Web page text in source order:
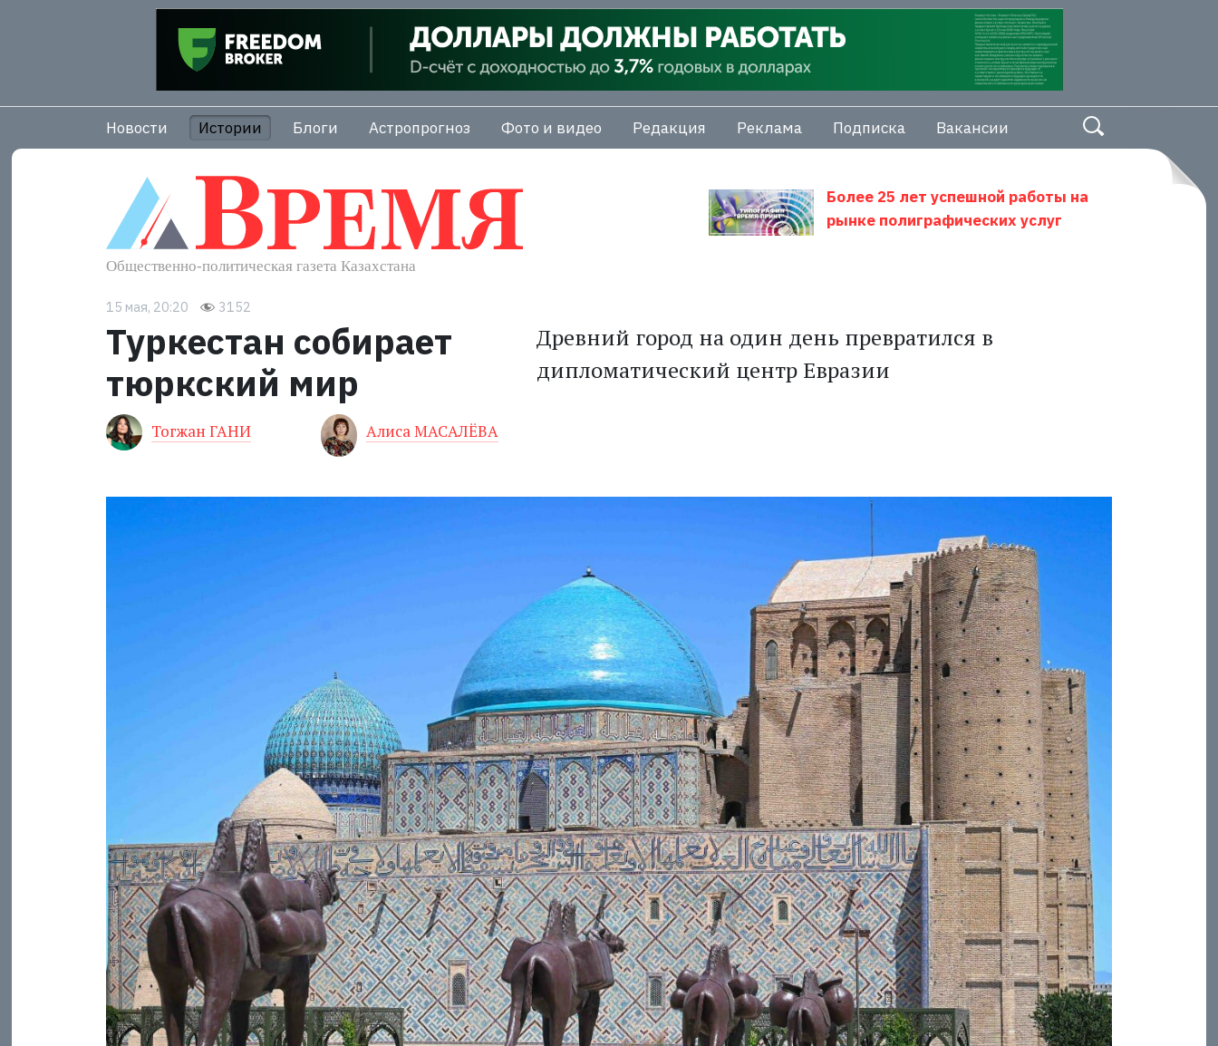
Новости Истории Блоги Астропрогноз Фото и видео Редакция Реклама Подписка Вакансии
Более 25 лет успешной работы на
рынке полиграфических услуг
15 мая, 20:20 3152
Туркестан собирает
тюркский мир
Тогжан ГАНИ Алиса МАСАЛЁВА
Древний город на один день превратился в
дипломатический центр Евразии